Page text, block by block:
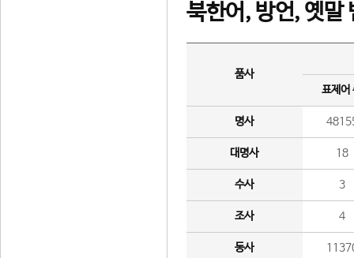
북한어, 방언, 옛말
품사
표제어
명사
대명사 18
수사 3
조사 4
동사